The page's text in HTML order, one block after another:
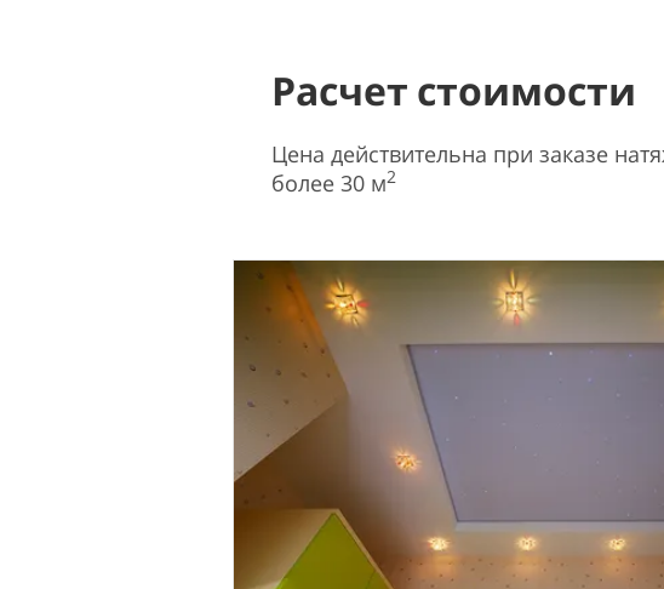
Расчет стоимости
Цена действительна при заказе
более 30 м2